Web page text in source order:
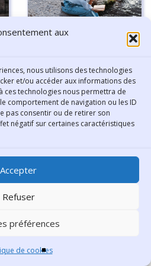
aux
nous utilisons des technologies
et/ou accéder aux informations des
ces technologies nous permettra de
comportement de navigation ou les ID
pas consentir ou de retirer son
négatif sur certaines caractéristiques
Accepter
Refuser
préférences
de cookies
Frantz Fanon, influences,
colonialisme.